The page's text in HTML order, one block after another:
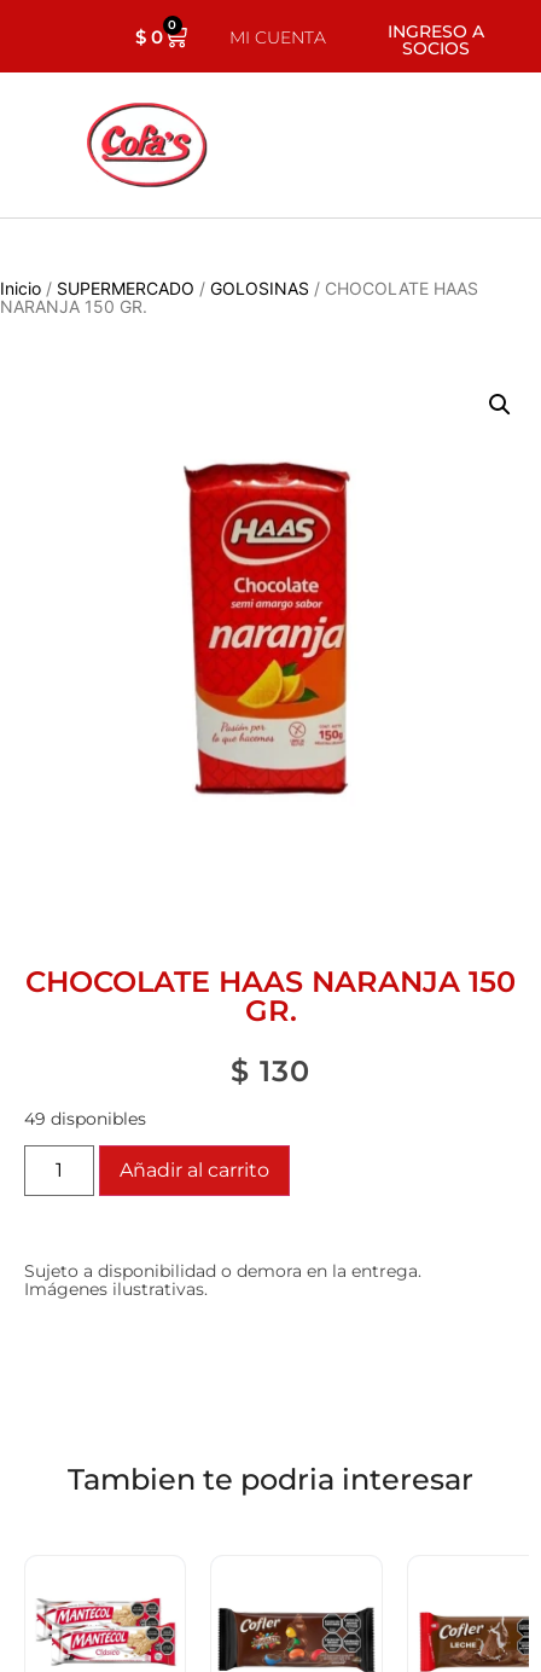
$0 0
MI CUENTA INGRESO A
SOCIOS
Inicio / SUPERMERCADO / GOLOSINAS / CHOCOLATE HAAS
NARANJA 150 GR.
CHOCOLATE HAAS NARANJA 150
GR.
$ 130
49 disponibles
Añadir al carrito
Sujeto a disponibilidad o demora en la entrega.
Imágenes ilustrativas.
Tambien te podria interesar